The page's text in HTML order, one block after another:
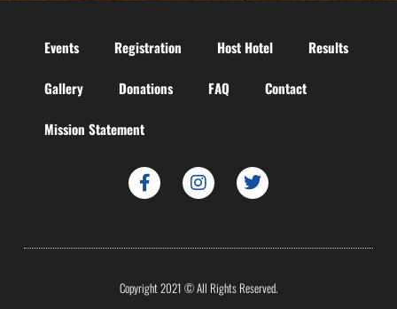
Events Registration Host Hotel Results
Gallery Donations FAQ Contact
Mission Statement
Copyright 2021 © All Rights Reserved.